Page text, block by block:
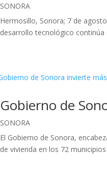
SONORA
Hermosillo, Sonora; 7 de
desarrollo tecnológico
Gobierno de
SONORA
El Gobierno de Sonora,
de vivienda en los 72